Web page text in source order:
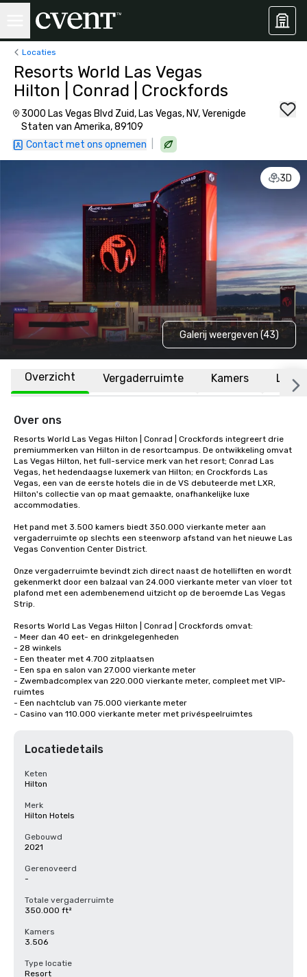
Locaties
Resorts World Las Vegas
Hilton | Conrad | Crockfords
3000 Las Vegas Blvd Zuid, Las Vegas, NV, Verenigde
Staten van Amerika, 89109
Contact met ons opnemen
3D
Galerij weergeven (43)
Overzicht Vergaderruimte Kamers
Over ons
Resorts World Las Vegas Hilton | Conrad | Crockfords integreert drie
premiummerken van Hilton in de resortcampus. De ontwikkeling omvat
Las Vegas Hilton, het full-service merk van het resort; Conrad Las
Vegas, het hedendaagse luxemerk van Hilton; en Crockfords Las
Vegas, een van de eerste hotels die in de VS debuteerde met LXR,
Hilton's collectie van op maat gemaakte, onafhankelijke luxe
accommodaties.
Het pand met 3.500 kamers biedt 350.000 vierkante meter aan
vergaderruimte op slechts een steenworp afstand van het nieuwe Las
Vegas Convention Center District.
Onze vergaderruimte bevindt zich direct naast de hotelliften en wordt
gekenmerkt door een balzaal van 24.000 vierkante meter van vloer tot
plafond met een adembenemend uitzicht op de beroemde Las Vegas
Strip.
Resorts World Las Vegas Hilton | Conrad | Crockfords omvat:
- Meer dan 40 eet- en drinkgelegenheden
- 28 winkels
- Een theater met 4.700 zitplaatsen
- Een spa en salon van 27.000 vierkante meter
- Zwembadcomplex van 220.000 vierkante meter, compleet met VIP-
ruimtes
- Een nachtclub van 75.000 vierkante meter
- Casino van 110.000 vierkante meter met privéspeelruimtes
Locatiedetails
Keten
Hilton
Merk
Hilton Hotels
Gebouwd
2021
Gerenoveerd
-
Totale vergaderruimte
350.000 ft²
Kamers
3.506
Type locatie
Resort